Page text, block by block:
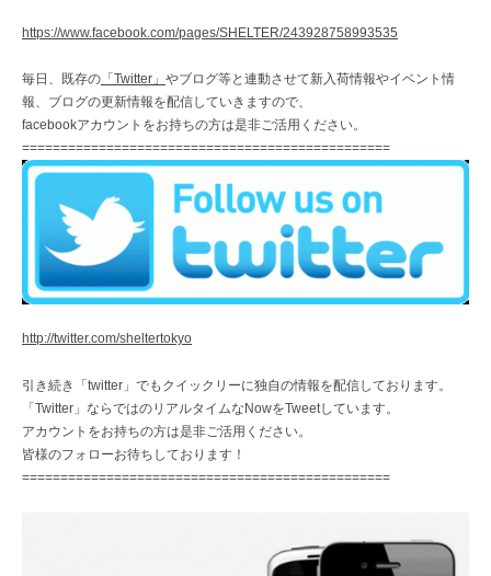
https://www.facebook.com/pages/SHELTER/243928758993535
毎日、既存の 「Twitter」 やブログ等と連動させて新入荷情報やイベント情
報、ブログの更新情報を配信していきますので、
facebookアカウントをお持ちの方は是非ご活用ください。
================================================
http://twitter.com/sheltertokyo
引き続き「twitter」でもクイックリーに独自の情報を配信しております。
「Twitter」ならではのリアルタイムなNowをTweetしています。
アカウントをお持ちの方は是非ご活用ください。
皆様のフォローお待ちしております！
================================================